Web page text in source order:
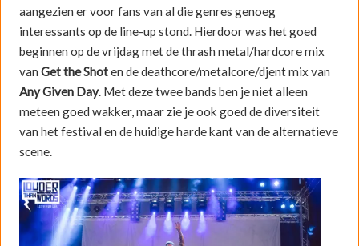
aangezien er voor fans van al die genres genoeg
interessants op de line-up stond. Hierdoor was het goed
beginnen op de vrijdag met de thrash metal/hardcore mix
van Get the Shoten de deathcore/metalcore/djent mix van
Any Given Day. Met deze twee bands ben je niet alleen
meteen goed wakker, maar zie je ook goed de diversiteit
van het festival en de huidige harde kant van de alternatieve
scene.